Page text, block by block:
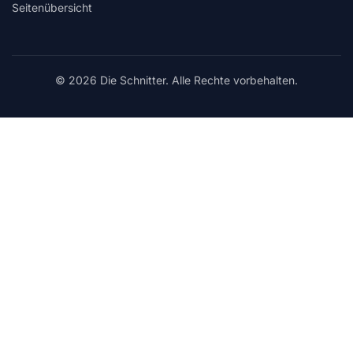
Seitenübersicht
© 2026 Die Schnitter. Alle Rechte vorbehalten.